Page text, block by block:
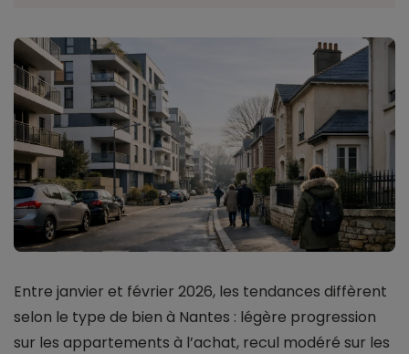
Entre janvier et février 2026, les tendances diffèrent
selon le type de bien à Nantes : légère progression
sur les appartements à l’achat, recul modéré sur les